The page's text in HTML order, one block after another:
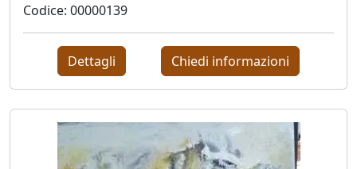
Lorella
Fermo
Carlo
Fontana
Codice: 00000139
Dettagli Chiedi informazioni